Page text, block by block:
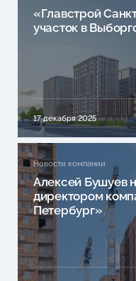
«Главстрой
участок в
17 декабря 2025
Новости компании
Алексей Бушуев
директором
Петербург»